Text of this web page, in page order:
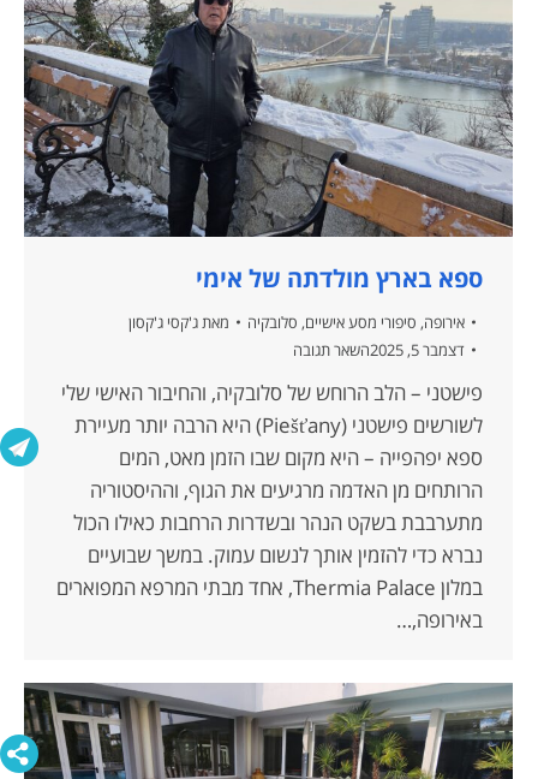
ספא בארץ מולדתה של אימי
אירופה, סיפורי מסע אישיים, סלובקיה מאת ג'קסי ג'קסון
דצמבר 5, 2025
השאר תגובה
פישטני – הלב הרוחש של סלובקיה, והחיבור האישי שלי
לשורשים פישטני (Piešťany) היא הרבה יותר מעיירת
ספא יפהפייה – היא מקום שבו הזמן מאט, המים
הרותחים מן האדמה מרגיעים את הגוף, וההיסטוריה
מתערבבת בשקט הנהר ובשדרות הרחבות כאילו הכול
נברא כדי להזמין אותך לנשום עמוק. במשך שבועיים
במלון Thermia Palace, אחד מבתי המרפא המפוארים
באירופה,…